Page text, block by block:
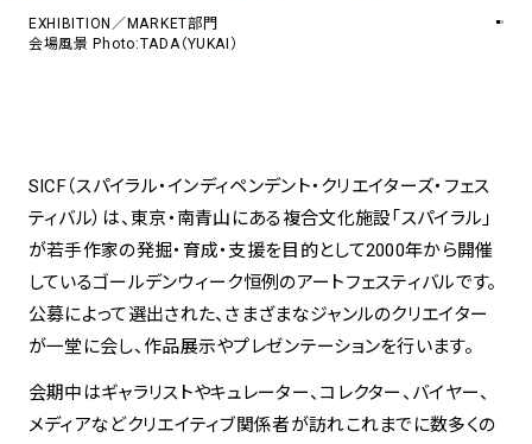
naila 大宮そごう
CAFE AALTO 新丸ビル
Spiral Rendezvous
Store1
Spiral Rendezvous Store
グランスタ東京店
Others 3
spiral art gallery 名古屋
松坂屋
EXHIBITION／MARKET部門
会場風景 Photo:TADA（YUKAI）
SICF（スパイラル・インディペンデント・クリエイターズ・フェス
ティバル）は、東京・南青山にある複合文化施設「スパイラル」
が若手作家の発掘・育成・支援を目的として2000年から開催
しているゴールデンウィーク恒例のアートフェスティバルです。
公募によって選出された、さまざまなジャンルのクリエイター
が一堂に会し、作品展示やプレゼンテーションを行います。
会期中はギャラリストやキュレーター、コレクター、バイヤー、
メディアなどクリエイティブ関係者が訪れこれまでに数多くの